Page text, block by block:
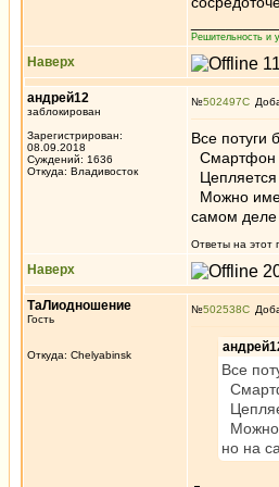
Решительность и
Наверх
андрей12
заблокирован
Зарегистрирован:
08.09.2018
Суждений: 1636
Откуда: Владивосток
№502497
Все потуги
Смартфон
Можно
самом деле
Ответы на этот
Наверх
ТаЛиодношение
Гость
Откуда: Chelyabinsk
№502538
Все
Можно
но на